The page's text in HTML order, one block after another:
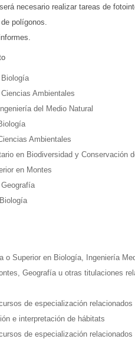
necesario realizar tareas de
polígonos.
Ambientales
del Medio Natural
Ambientales
en Biodiversidad y Conservación
en Montes
o Superior en Biología, Ingeniería
Geografía u otras titulaciones
de especialización
e interpretación de hábitats
de especialización